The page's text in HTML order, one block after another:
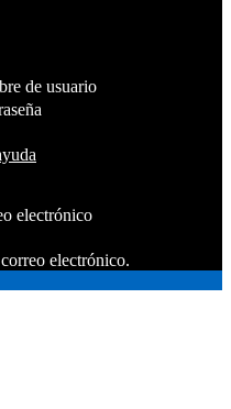
de usuario
electrónico
electrónico.